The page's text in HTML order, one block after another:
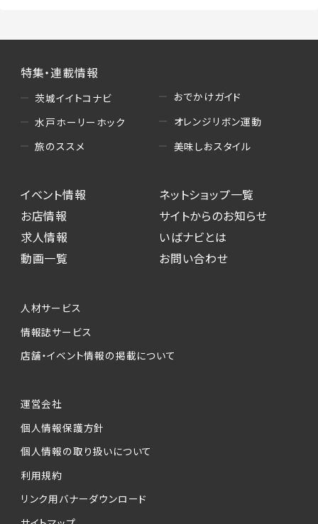
特集・連載情報
茨城イイトコナビ
水戸ホーリーホック
旅のススメ
おでかけガイド
オレンジリボン運動
美味しおスタイル
イベント情報
お店情報
求人情報
動画一覧
ネットショップ一覧
サイトからのお知らせ
いばナビとは
お問い合わせ
人材サービス
情報誌サービス
店舗・イベント情報の掲載について
運営会社
個人情報保護方針
個人情報の取り扱いについて
利用規約
リンク用バナーダウンロード